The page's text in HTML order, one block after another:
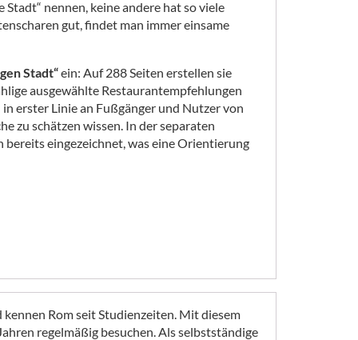
nennen, keine andere hat so viele
gut, findet man immer einsame
Stadt“ein: Auf 288 Seiten erstellen sie
ausgewählte Restaurantempfehlungen
erster Linie an Fußgänger und Nutzer von
zu schätzen wissen. In der separaten
eingezeichnet, was eine Orientierung
Rom seit Studienzeiten. Mit diesem
regelmäßig besuchen. Als selbstständige